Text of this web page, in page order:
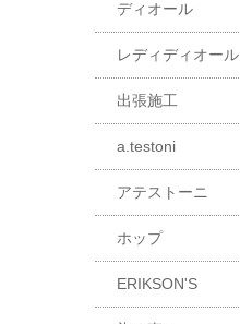
ディオール
レディディオール
出張施工
a.testoni
アテストーニ
ホップ
ERIKSON'S